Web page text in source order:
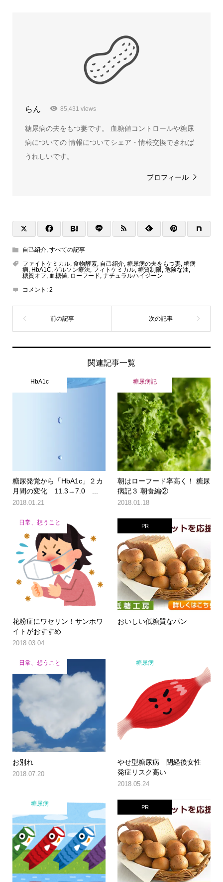
らん 85,431 views
糖尿病の夫をもつ妻です。 血糖値コントロールや糖尿
病についての 情報についてシェア・情報交換できれば
うれしいです。
プロフィール
自己紹介, すべての記事
ファイトケミカル, 食物酵素, 自己紹介, 糖尿病の夫をもつ妻, 糖病
病, HbA1C, ゲルソン療法, フィトケミカル, 糖質制限, 危険な油,
糖質オフ, 血糖値, ローフード, ナチュラルハイジーン
コメント: 2
関連記事一覧
HbA1c
糖尿発覚から「HbA1c」２カ
月間の変化 11.3→7.0 ...
2018.01.21
糖尿病記
朝はローフード率高く！ 糖尿
病記３ 朝食編②
2018.01.18
日常、想うこと
花粉症にワセリン！サンホワ
イトがおすすめ
2018.03.04
PR
おいしい低糖質なパン
日常、想うこと
お別れ
2018.07.20
糖尿病
やせ型糖尿病 閉経後女性
発症リスク高い
2018.05.24
糖尿病 PR